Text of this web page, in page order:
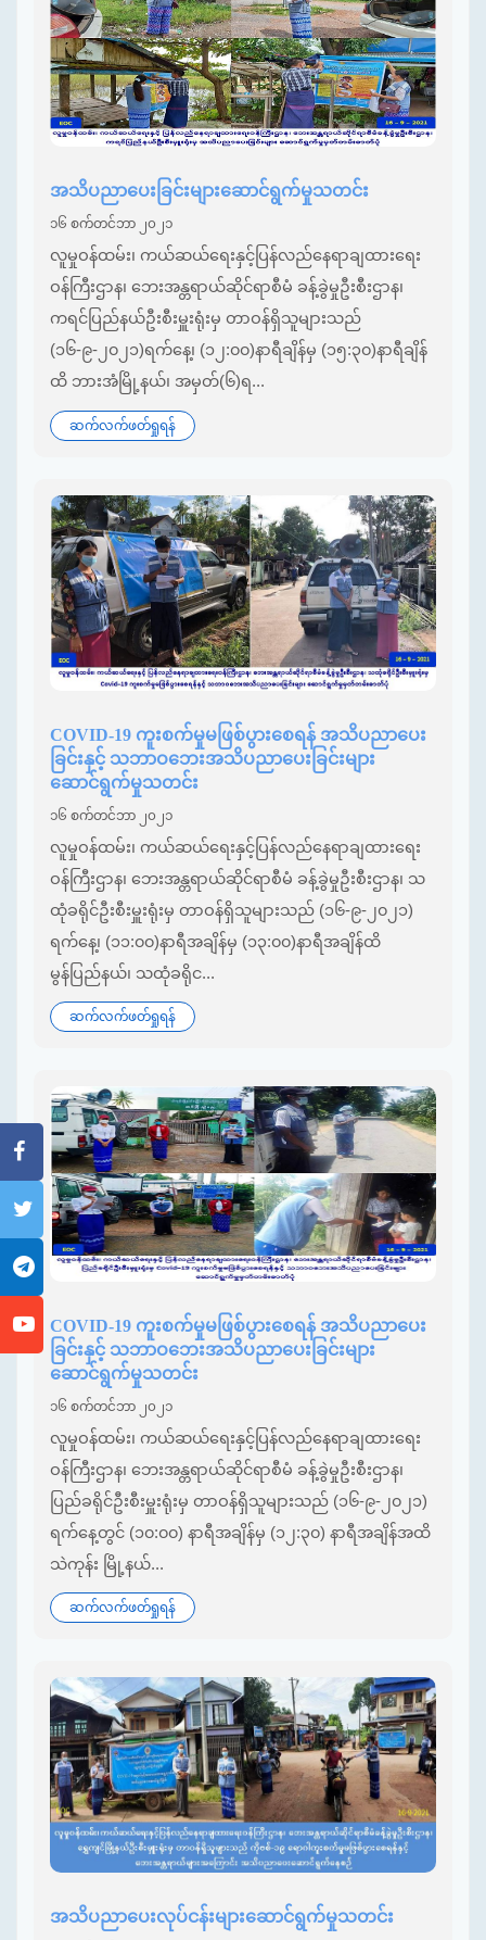
အသိပညာပေးခြင်းများဆောင်ရွက်မှုသတင်း
၁၆ စက်တင်ဘာ ၂၀၂၁
လူမှုဝန်ထမ်း၊ ကယ်ဆယ်ရေးနှင့်ပြန်လည်နေရာချထားရေး
ဝန်ကြီးဌာန၊ ဘေးအန္တရာယ်ဆိုင်ရာစီမံ ခန့်ခွဲမှုဦးစီးဌာန၊
ကရင်ပြည်နယ်ဦးစီးမှူးရုံးမှ တာဝန်ရှိသူများသည်
(၁၆-၉-၂၀၂၁)ရက်နေ့၊ (၁၂:၀၀)နာရီချိန်မှ (၁၅:၃၀)နာရီချိန်
ထိ ဘားအံမြို့နယ်၊ အမှတ်(၆)ရ...
ဆက်လက်ဖတ်ရှုရန်
COVID-19 ကူးစက်မှုမဖြစ်ပွားစေရန် အသိပညာပေး
ခြင်းနှင့် သဘာဝဘေးအသိပညာပေးခြင်းများ
ဆောင်ရွက်မှုသတင်း
၁၆ စက်တင်ဘာ ၂၀၂၁
လူမှုဝန်ထမ်း၊ ကယ်ဆယ်ရေးနှင့်ပြန်လည်နေရာချထားရေး
ဝန်ကြီးဌာန၊ ဘေးအန္တရာယ်ဆိုင်ရာစီမံ ခန့်ခွဲမှုဦးစီးဌာန၊ သ
ထုံခရိုင်ဦးစီးမှူးရုံးမှ တာဝန်ရှိသူများသည် (၁၆-၉-၂၀၂၁)
ရက်နေ့၊ (၁၁:၀၀)နာရီအချိန်မှ (၁၃:၀၀)နာရီအချိန်ထိ
မွန်ပြည်နယ်၊ သထုံခရိုင...
ဆက်လက်ဖတ်ရှုရန်
COVID-19 ကူးစက်မှုမဖြစ်ပွားစေရန် အသိပညာပေး
ခြင်းနှင့် သဘာဝဘေးအသိပညာပေးခြင်းများ
ဆောင်ရွက်မှုသတင်း
၁၆ စက်တင်ဘာ ၂၀၂၁
လူမှုဝန်ထမ်း၊ ကယ်ဆယ်ရေးနှင့်ပြန်လည်နေရာချထားရေး
ဝန်ကြီးဌာန၊ ဘေးအန္တရာယ်ဆိုင်ရာစီမံ ခန့်ခွဲမှုဦးစီးဌာန၊
ပြည်ခရိုင်ဦးစီးမှူးရုံးမှ တာဝန်ရှိသူများသည် (၁၆-၉-၂၀၂၁)
ရက်နေ့တွင် (၁၀:၀၀) နာရီအချိန်မှ (၁၂:၃၀) နာရီအချိန်အထိ
သဲကုန်း မြို့နယ်...
ဆက်လက်ဖတ်ရှုရန်
အသိပညာပေးလုပ်ငန်းများဆောင်ရွက်မှုသတင်း